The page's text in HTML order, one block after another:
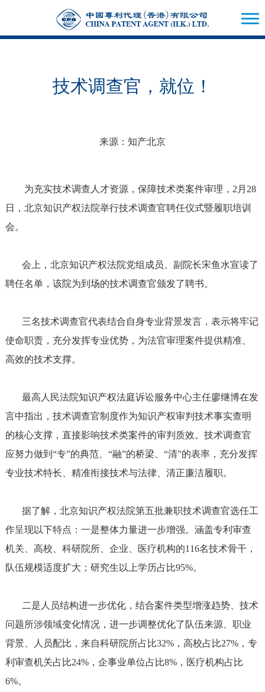
技术调查官，就位！
来源：知产北京
为充实技术调查人才资源，保障技术类案件审理，2月28
日，北京知识产权法院举行技术调查官聘任仪式暨履职培训
会。
会上，北京知识产权法院党组成员、副院长宋鱼水宣读了
聘任名单，该院为到场的技术调查官颁发了聘书。
三名技术调查官代表结合自身专业背景发言，表示将牢记
使命职责，充分发挥专业优势，为法官审理案件提供精准、
高效的技术支撑。
最高人民法院知识产权法庭诉讼服务中心主任廖继博在发
言中指出，技术调查官制度作为知识产权审判技术事实查明
的核心支撑，直接影响技术类案件的审判质效。技术调查官
应努力做到“专”的典范、“融”的桥梁、“清”的表率，充分发挥
专业技术特长、精准衔接技术与法律、清正廉洁履职。
据了解，北京知识产权法院第五批兼职技术调查官选任工
作呈现以下特点：一是整体力量进一步增强。涵盖专利审查
机关、高校、科研院所、企业、医疗机构的116名技术骨干，
队伍规模适度扩大；研究生以上学历占比95%。
二是人员结构进一步优化，结合案件类型增涨趋势、技术
问题所涉领域变化情况，进一步调整优化了队伍来源、职业
背景、人员配比，来自科研院所占比32%，高校占比27%，专
利审查机关占比24%，企事业单位占比8%，医疗机构占比
6%。